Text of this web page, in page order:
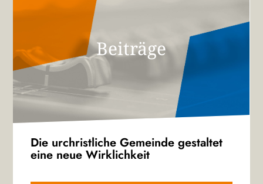
Beiträge
Die urchristliche Gemeinde gestaltet
eine neue Wirklichkeit